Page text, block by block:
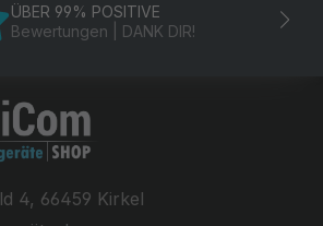
ÜBER 99% POSITIVE
Bewertungen | DANK DIR!
4, 66459 Kirkel